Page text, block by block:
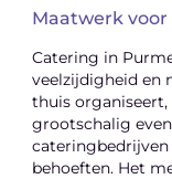
Maatwerk voor
Catering in
veelzijdigheid en
thuis
grootschalig
cateringbedrijven
behoeften. Het